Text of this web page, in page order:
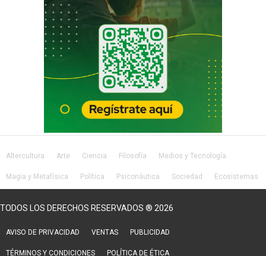
Altercultura Arte Ciencia Filosofía Medios y Tecnología
Magia y Metafísica Política Psiconáutica Sociedad Ecosistemas
TODOS LOS DERECHOS RESERVADOS ® 2026
AVISO DE PRIVACIDAD VENTAS PUBLICIDAD
TÉRMINOS Y CONDICIONES POLÍTICA DE ÉTICA